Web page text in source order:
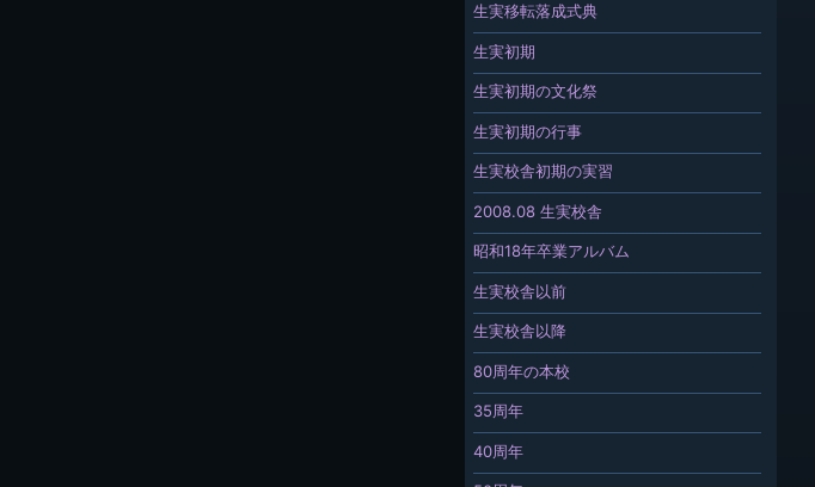
生実移転落成式典
生実初期
生実初期の文化祭
生実初期の行事
生実校舎初期の実習
2008.08 生実校舎
昭和18年卒業アルバム
生実校舎以前
生実校舎以降
80周年の本校
35周年
40周年